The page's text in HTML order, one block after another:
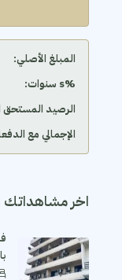
المبلغ الأصلي:
‫%s سنوات:
الرصيد المستحق
الإجمالي مع
اخر مشاهداتك